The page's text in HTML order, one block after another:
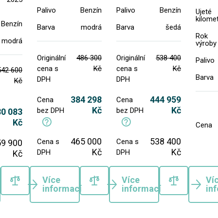
Benzín
modrá
600
Kč
083
Kč
900
Kč
Palivo
Benzín
Barva
modrá
Originální
cena s
DPH
486 300
Kč
Cena
bez DPH
384 298
Kč
Cena s
DPH
465 000
Kč
Více
informací
Palivo
Benzín
Barva
šedá
Originální
cena s
DPH
538 400
Kč
Cena
bez DPH
444 959
Kč
Cena s
DPH
538 400
Kč
Více
informací
Ujeté
Rok
výroby
Palivo
Barva
Cena